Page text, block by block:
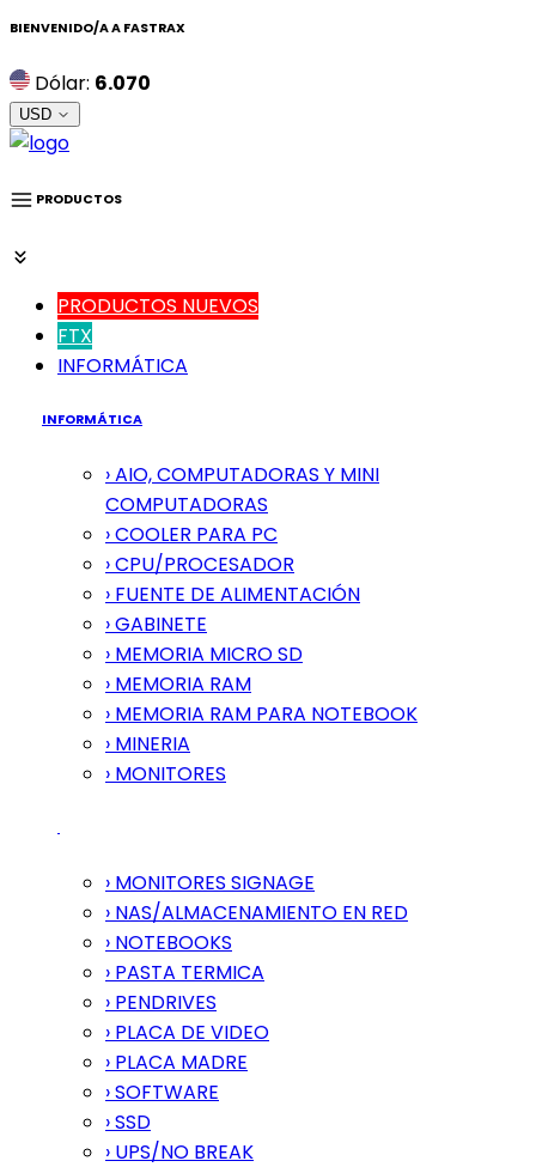
BIENVENIDO/A A FASTRAX
Dólar: 6.070
USD
PRODUCTOS
PRODUCTOS NUEVOS
FTX
INFORMÁTICA
INFORMÁTICA
› AIO, COMPUTADORAS Y MINI
COMPUTADORAS
› COOLER PARA PC
› CPU/PROCESADOR
› FUENTE DE ALIMENTACIÓN
› GABINETE
› MEMORIA MICRO SD
› MEMORIA RAM
› MEMORIA RAM PARA NOTEBOOK
› MINERIA
› MONITORES
› MONITORES SIGNAGE
› NAS/ALMACENAMIENTO EN RED
› NOTEBOOKS
› PASTA TERMICA
› PENDRIVES
› PLACA DE VIDEO
› PLACA MADRE
› SOFTWARE
› SSD
› UPS/NO BREAK